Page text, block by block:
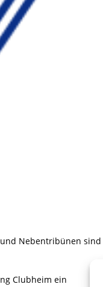
Nebentribünen sind
Clubheim ein